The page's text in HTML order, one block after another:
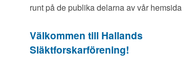
runt på de publika delarna av vår hemsida
Välkommen till Hallands
Släktforskarförening!